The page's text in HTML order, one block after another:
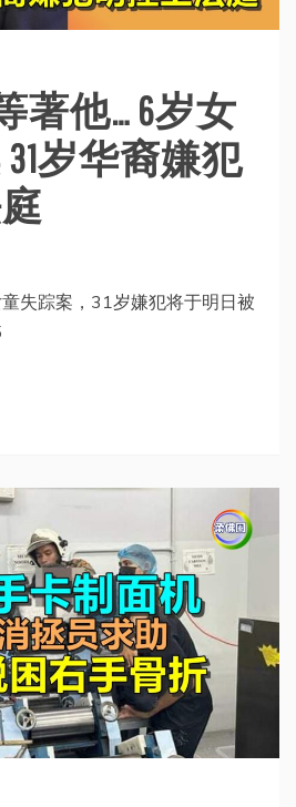
著他… 6岁女
岁华裔嫌犯
童失踪案，31岁嫌犯将于明日被